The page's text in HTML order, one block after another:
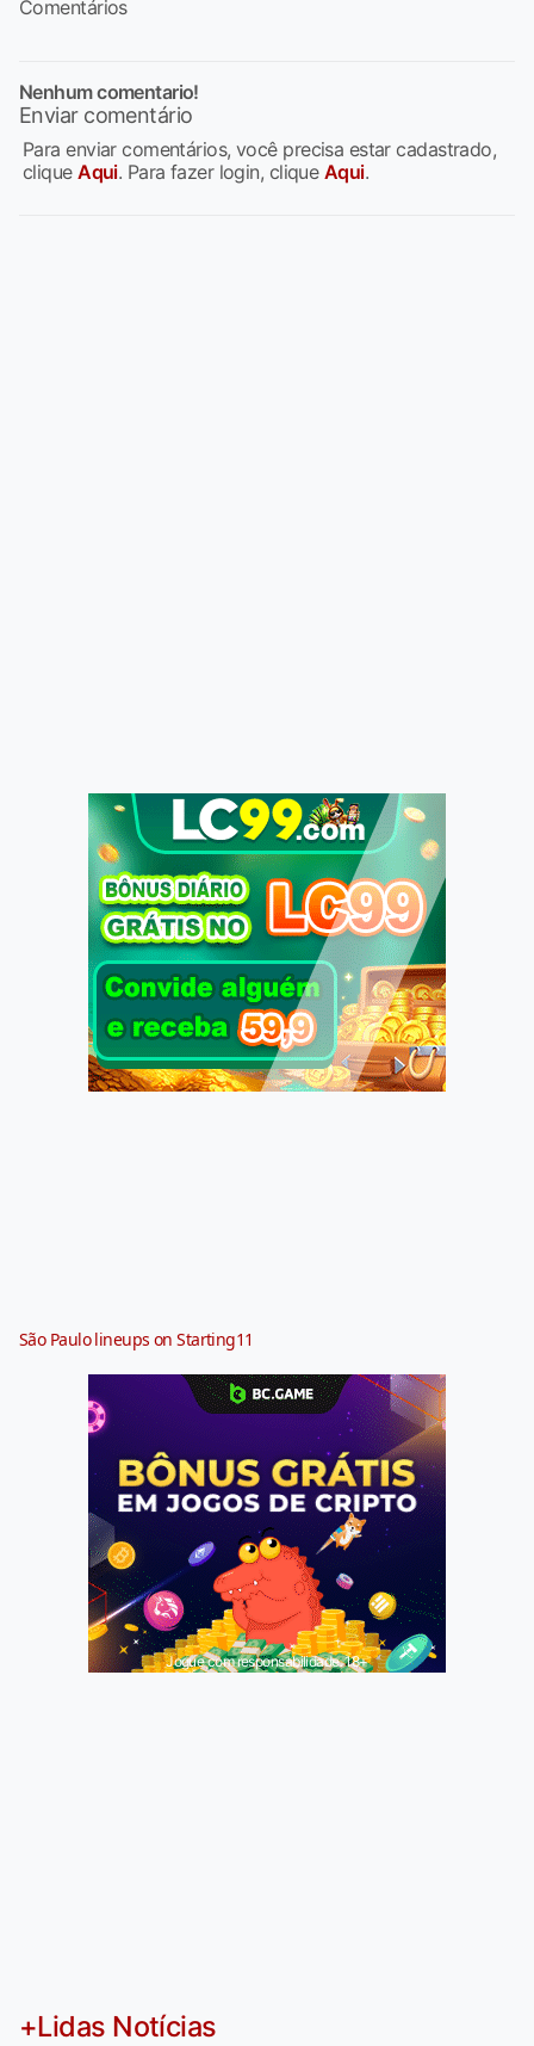
Comentários
Nenhum comentario!
Enviar comentário
Para enviar comentários, você precisa estar cadastrado,
cliqueAqui. Para fazer login, clique Aqui.
São Paulo lineups on Starting11
Jogue com responsabilidade. 18+
+Lidas Notícias